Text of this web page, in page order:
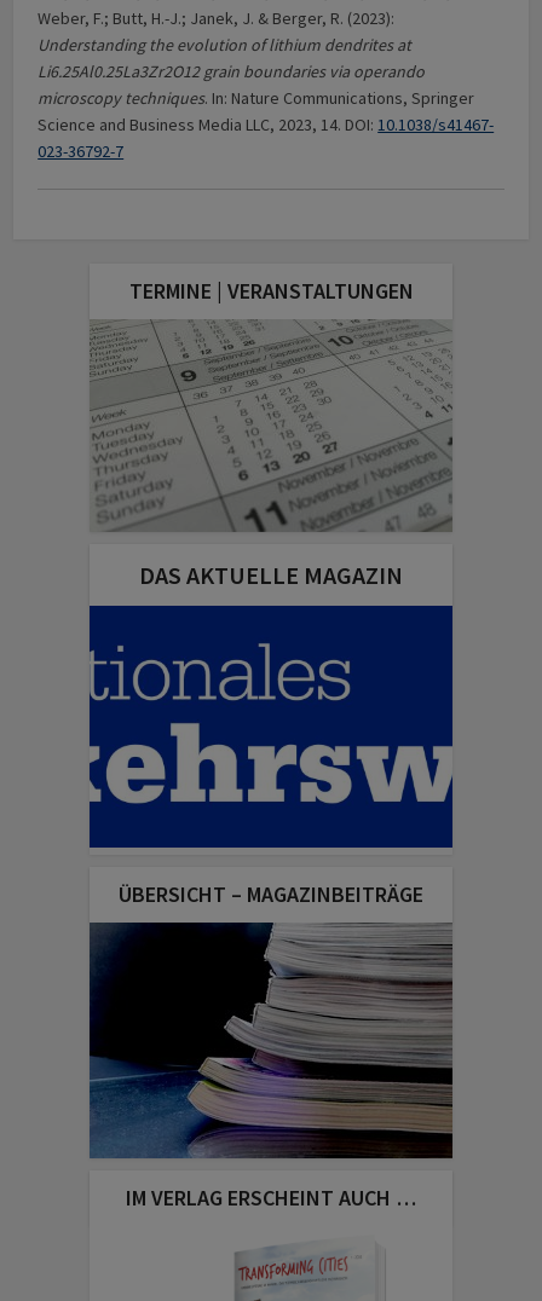
Weber, F.; Butt, H.-J.; Janek, J. & Berger, R. (2023):
Understanding the evolution of lithium dendrites at
Li6.25Al0.25La3Zr2O12 grain boundaries via operando
microscopy techniques. In: Nature Communications, Springer
Science and Business Media LLC, 2023, 14. DOI:10.1038/s41467-
023-36792-7
TERMINE | VERANSTALTUNGEN
DAS AKTUELLE MAGAZIN
ÜBERSICHT – MAGAZINBEITRÄGE
IM VERLAG ERSCHEINT AUCH …